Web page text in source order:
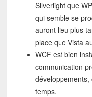
Silverlight que
qui semble se
auront lieu plus
place que Vista
WCF est bien
communication
développements,
temps.